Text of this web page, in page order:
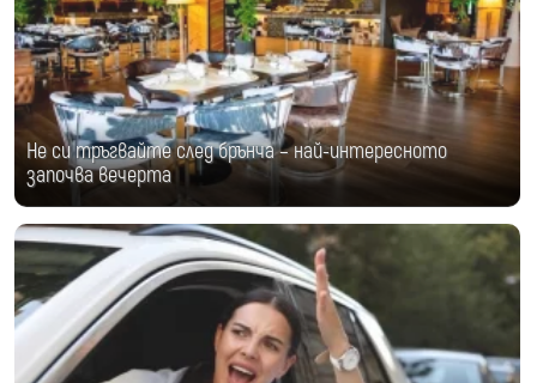
Не си тръгвайте след брънча – най-интересното
започва вечерта